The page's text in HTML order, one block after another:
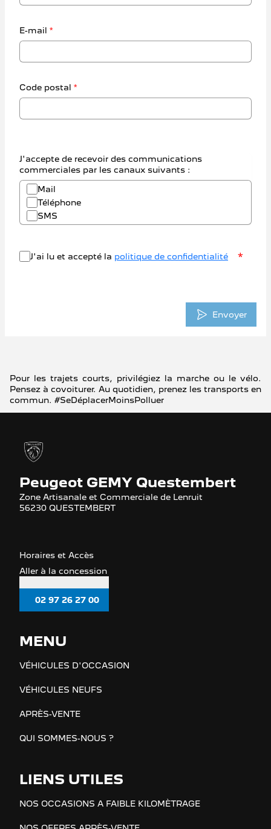
E-mail *
Code postal *
J'accepte de recevoir des communications
commerciales par les canaux suivants :
Mail
Téléphone
SMS
J'ai lu et accepté la politique de confidentialité *
Envoyer
Pour les trajets courts, privilégiez la marche ou le vélo.
Pensez à covoiturer. Au quotidien, prenez les transports en
commun. #SeDéplacerMoinsPolluer
Peugeot GEMY Questembert
Zone Artisanale et Commerciale de Lenruit
56230 QUESTEMBERT
Horaires et Accès
Aller à la concession
02 97 26 27 00
MENU
VÉHICULES D'OCCASION
VÉHICULES NEUFS
APRÈS-VENTE
QUI SOMMES-NOUS ?
LIENS UTILES
NOS OCCASIONS A FAIBLE KILOMÈTRAGE